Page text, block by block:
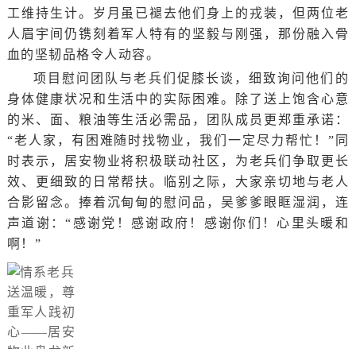
工维持生计。岁月虽已褪去他们身上的戎装，但两位老
人眉宇间仍镌刻着军人特有的坚毅与刚强，那份融入骨
血的坚韧品格令人动容。
项目慰问团队与老兵们促膝长谈，细致询问他们的
身体健康状况和生活中的实际困难。除了送上饱含心意
的米、面、粮油等生活必需品，团队成员更郑重承诺：
“老人家，有困难随时找物业，我们一定尽力帮忙！”同
时表示，居安物业将积极联动社区，为老兵们争取更长
效、更细致的日常帮扶。临别之际，大家亲切地与老人
合影留念。捧着沉甸甸的慰问品，吴爹爹眼眶湿润，连
声道谢：“感谢党！感谢政府！感谢你们！心里头暖和
啊！”